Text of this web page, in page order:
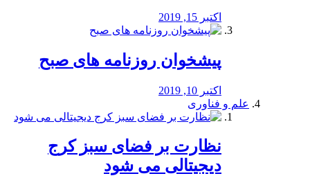
اکتبر 15, 2019
پیشخوان روزنامه های صبح
اکتبر 10, 2019
علم و فناوری
نظارت بر فضای سبز کرج
دیجیتالی می شود